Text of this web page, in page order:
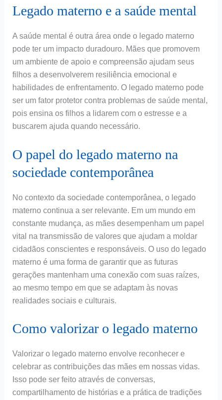
Legado materno e a saúde mental
A saúde mental é outra área onde o legado materno
pode ter um impacto duradouro. Mães que promovem
um ambiente de apoio e compreensão ajudam seus
filhos a desenvolverem resiliência emocional e
habilidades de enfrentamento. O legado materno pode
ser um fator protetor contra problemas de saúde mental,
pois ensina os filhos a lidarem com o estresse e a
buscarem ajuda quando necessário.
O papel do legado materno na
sociedade contemporânea
No contexto da sociedade contemporânea, o legado
materno continua a ser relevante. Em um mundo em
constante mudança, as mães desempenham um papel
vital na transmissão de valores que ajudam a moldar
cidadãos conscientes e responsáveis. O uso do legado
materno é uma forma de garantir que as futuras
gerações mantenham uma conexão com suas raízes,
ao mesmo tempo em que se adaptam às novas
realidades sociais e culturais.
Como valorizar o legado materno
Valorizar o legado materno envolve reconhecer e
celebrar as contribuições das mães em nossas vidas.
Isso pode ser feito através de conversas,
compartilhamento de histórias e a prática de tradições